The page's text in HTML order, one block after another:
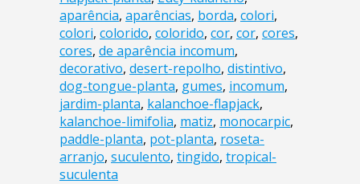
aparência, aparências, borda, colori,
colori, colorido, colorido, cor, cor, cores,
cores, de aparência incomum,
decorativo, desert-repolho, distintivo,
dog-tongue-planta, gumes, incomum,
jardim-planta, kalanchoe-flapjack,
kalanchoe-limifolia, matiz, monocarpic,
paddle-planta, pot-planta, roseta-
arranjo, suculento, tingido, tropical-
suculenta